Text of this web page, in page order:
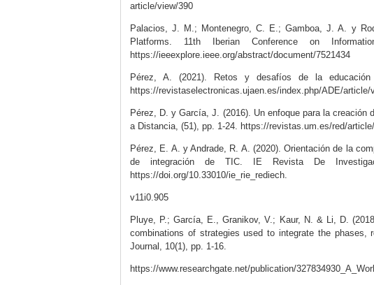
article/view/390
Palacios, J. M.; Montenegro, C. E.; Gamboa, J. A. y
Platforms. 11th Iberian Conference on
https://ieeexplore.ieee.org/abstract/document/7521434
Pérez, A. (2021). Retos y desafíos de la
https://revistaselectronicas.ujaen.es/index.php/ADE/article/
Pérez, D. y García, J. (2016). Un enfoque para la
a Distancia, (51), pp. 1-24. https://revistas.um.es/red/
Pérez, E. A. y Andrade, R. A. (2020). Orientación de la
de integración de TIC. IE Revista De
https://doi.org/10.33010/ie_rie_rediech.
v11i0.905
Pluye, P.; García, E., Granikov, V.; Kaur, N. & Li, D.
combinations of strategies used to integrate the phases,
Journal, 10(1), pp. 1-16.
https://www.researchgate.net/publication/